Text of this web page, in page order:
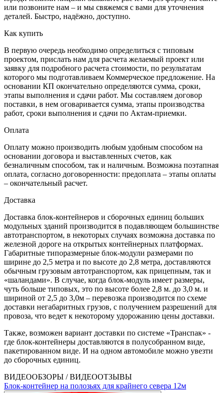
или позвоните нам – и мы свяжемся с вами для уточнения
деталей. Быстро, надёжно, доступно.
Как купить
В первую очередь необходимо определиться с типовым
проектом, прислать нам для расчета желаемый проект или
заявку для подробного расчета стоимости, по результатам
которого мы подготавливаем Коммерческое предложение. На
основании КП окончательно определяются сумма, сроки,
этапы выполнения и сдачи работ. Мы составляем договор
поставки, в нем оговаривается сумма, этапы производства
работ, сроки выполнения и сдачи по Актам-приемки.
Оплата
Оплату можно производить любым удобным способом на
основании договора и выставленных счетов, как
безналичным способом, так и наличным. Возможна поэтапная
оплата, согласно договоренности: предоплата – этапы оплаты
– окончательный расчет.
Доставка
Доставка блок-контейнеров и сборочных единиц больших
модульных зданий производится в подавляющем большинстве
автотранспортом, в некоторых случаях возможна доставка по
железной дороге на открытых контейнерных платформах.
Габаритные типоразмерные блок-модули размерами по
ширине до 2,5 метра и по высоте до 2,8 метра, доставляются
обычным грузовым автотранспортом, как прицепным, так и
«шаландами». В случае, когда блок-модуль имеет размеры,
чуть больше типовых, это по высоте более 2,8 м. до 3,0 м. и
шириной от 2,5 до 3,0м – перевозка производится по схеме
доставки негабаритных грузов, с получением разрешений для
провоза, что ведет к некоторому удорожанию цены доставки.
Также, возможен вариант доставки по системе «Транспак» -
где блок-контейнеры доставляются в полусобранном виде,
пакетированном виде. И на одном автомобиле можно увезти
до сборочных единиц.
ВИДЕООБЗОРЫ / ВИДЕООТЗЫВЫ
Блок-контейнер на полозьях для крайнего севера 12м